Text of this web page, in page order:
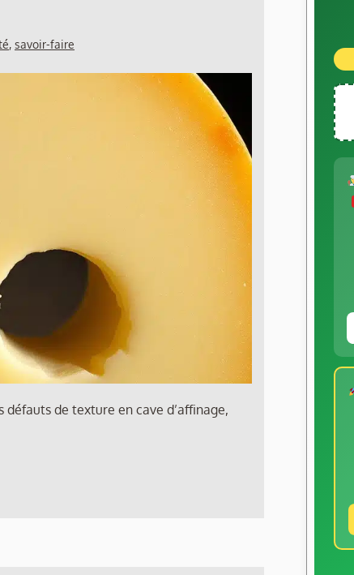
, savoir-faire
de texture en cave d’affinage,